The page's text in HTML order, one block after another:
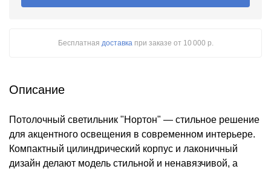
Бесплатная доставкапри заказе от 10 000 р.
Описание
Потолочный светильник "Нортон" — стильное решение
для акцентного освещения в современном интерьере.
Компактный цилиндрический корпус и лаконичный
дизайн делают модель стильной и ненавязчивой, а